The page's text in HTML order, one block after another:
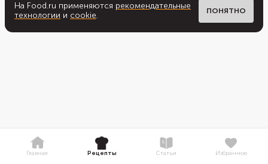
На Food.ru применяются рекомендательные
технологии и cookie. ПОНЯТНО
Главная Рецепты Статьи Избранное